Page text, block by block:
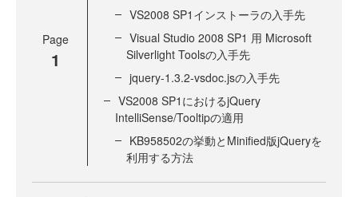
Page
1
VS2008 SP1インストーラの入手先
Visual Studio 2008 SP1 用 Microsoft
Silverlight Toolsの入手先
jquery-1.3.2-vsdoc.jsの入手先
VS2008 SP1におけるjQuery
IntelliSense/Tooltipの適用
KB958502の挙動とMinified版jQueryを
利用する方法